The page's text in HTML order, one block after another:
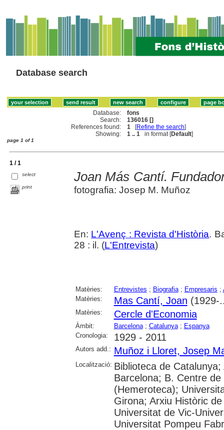
Database search
Database:
fons
Search:
136016 []
References found:
1 [Refine the search]
Showing:
1 .. 1 in format [Default]
page 1 of 1
1 / 1
select
print
Joan Más Cantí.
fotografia: Josep M. Muñoz
En: L'Avenç : Revista d'Història.
28 : il. (L'Entrevista)
Matèries: Entrevistes ; Biografia; Empresaris ;
Matèries:
Mas Cantí, Joan (1929-
Matèries: Cercle d'Economia
Àmbit: Barcelona; Catalunya; Espanya
Cronologia:
1929 - 2011
Autors add.: Muñoz i Lloret, Josep
Localització: Biblioteca de
Barcelona; B. Centre
(Hemeroteca);
Girona; Arxiu Històric
Universitat de Vic-
Universitat Pompeu